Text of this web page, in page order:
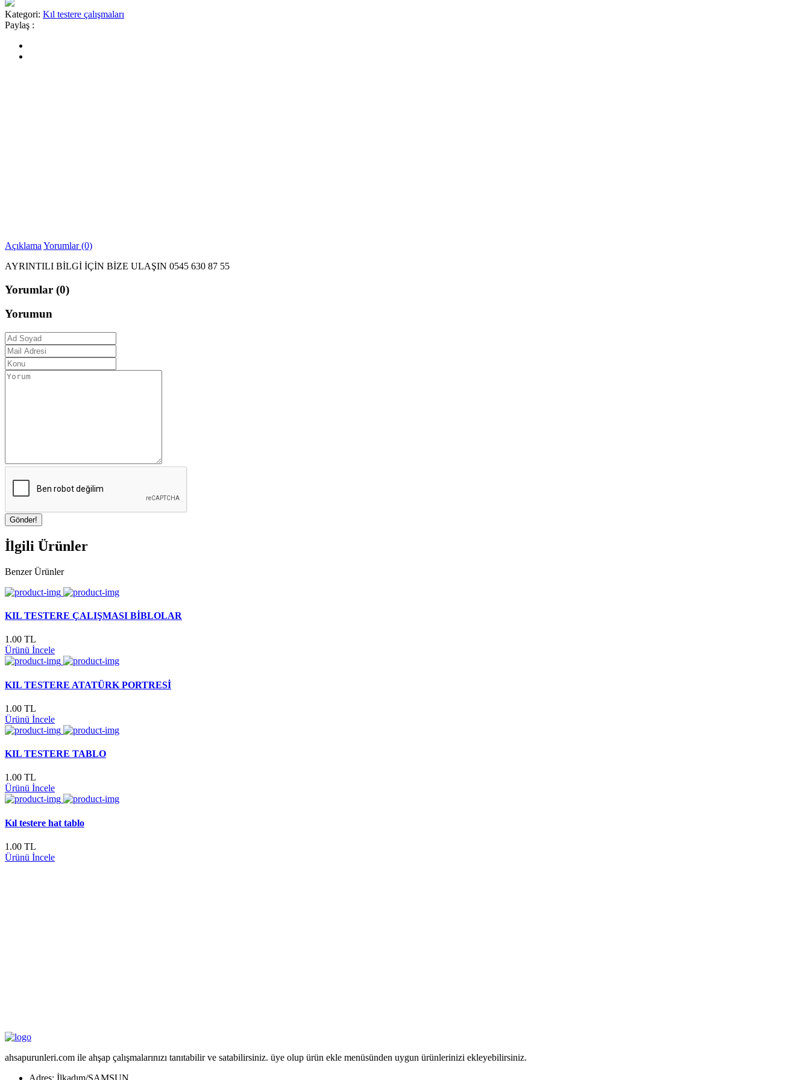
Kategori: Kıl testere çalışmaları
Paylaş :
Açıklama Yorumlar (0)
AYRINTILI BİLGİ İÇİN BİZE ULAŞIN 0545 630 87 55
Yorumlar (0)
Yorumun
Gönder!
İlgili Ürünler
Benzer Ürünler
KIL TESTERE ÇALIŞMASI BİBLOLAR
1.00 TL
Ürünü İncele
KIL TESTERE ATATÜRK PORTRESİ
1.00 TL
Ürünü İncele
KIL TESTERE TABLO
1.00 TL
Ürünü İncele
Kıl testere hat tablo
1.00 TL
Ürünü İncele
ahsapurunleri.com ile ahşap çalışmalarınızı tanıtabilir ve satabilirsiniz. üye olup ürün ekle menüsünden uygun ürünlerinizi ekleyebilirsiniz.
Adres: İlkadım/SAMSUN